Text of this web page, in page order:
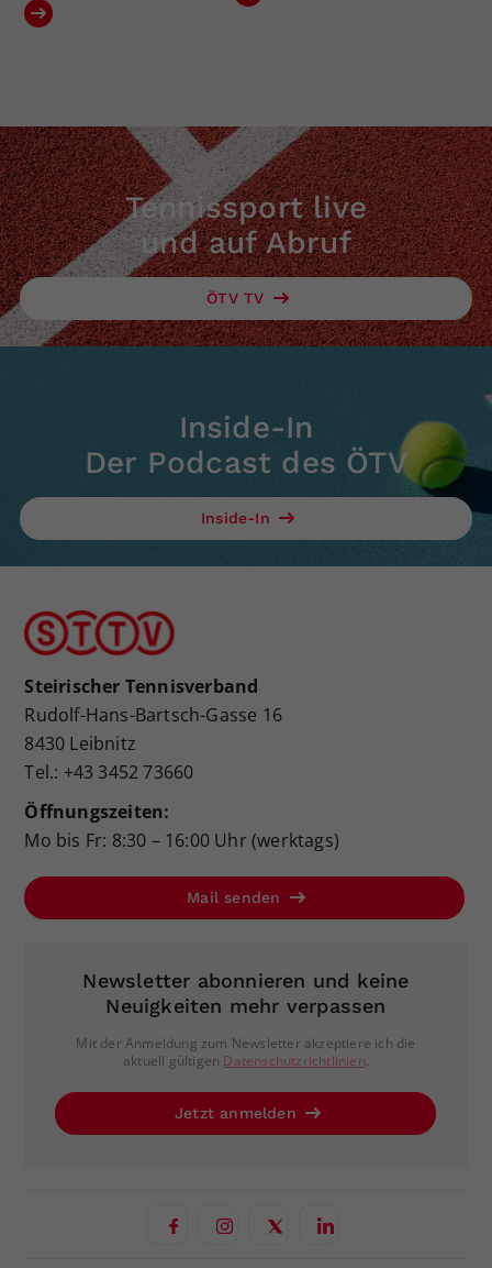
Tennissport live
und auf Abruf
ÖTV TV
Inside-In
Der Podcast des ÖTV
Inside-In
Steirischer Tennisverband
Rudolf-Hans-Bartsch-Gasse 16
8430 Leibnitz
Tel.: +43 3452 73660
Öffnungszeiten:
Mo bis Fr: 8:30 – 16:00 Uhr (werktags)
Mail senden
Newsletter abonnieren und keine
Neuigkeiten mehr verpassen
Mit der Anmeldung zum Newsletter akzeptiere ich die
aktuell gültigen Datenschutzrichtlinien.
Jetzt anmelden